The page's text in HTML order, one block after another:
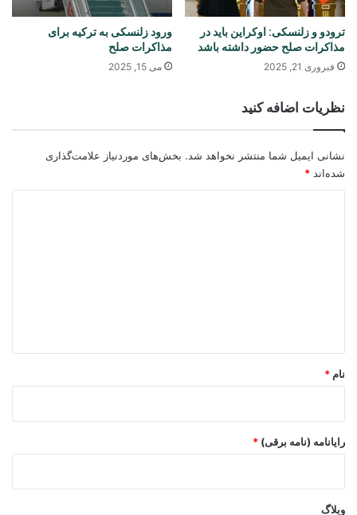
ترودو و زلنسکی: اوکراین باید در
مذاکرات صلح‌ حضور داشته باشد
فبروری 21, 2025
ورود زلنسکی به ترکیه برای
مذاکرات صلح
می 15, 2025
نظریات اضافه کنید
نشانی ایمیل شما منتشر نخواهد شد. بخش‌های موردنیاز علامت‌گذاری
شده‌اند *
نام *
رایانامه (نامه برقی) *
وبلاگ